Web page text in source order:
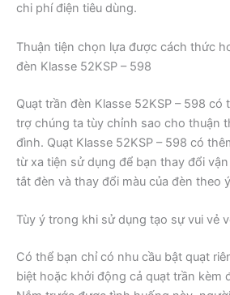
chi phí điện tiêu dùng.
Thuận tiện chọn lựa được cách thức
đèn Klasse 52KSP – 598
Quạt trần đèn Klasse 52KSP – 598
trợ chúng ta tùy chỉnh sao cho thuận
đình. Quạt Klasse 52KSP – 598 có
từ xa tiện sử dụng để bạn thay đổi
tắt đèn và thay đổi màu của đèn theo
Tùy ý trong khi sử dụng tạo sự vui vẻ
Có thể bạn chỉ có nhu cầu bật quạt
biệt hoặc khởi động cả quạt trần kèm